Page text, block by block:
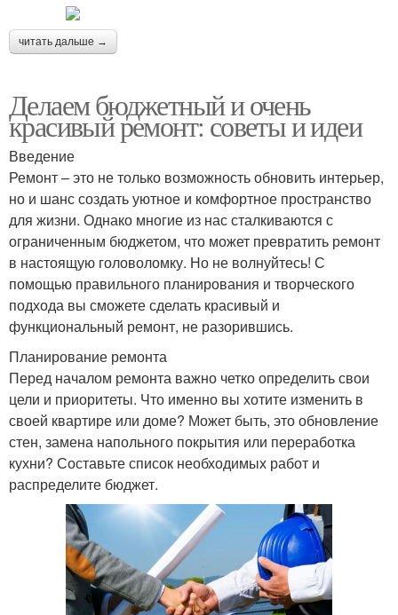
читать дальше →
Делаем бюджетный и очень
красивый ремонт: советы и идеи
Введение
Ремонт – это не только возможность обновить интерьер,
но и шанс создать уютное и комфортное пространство
для жизни. Однако многие из нас сталкиваются с
ограниченным бюджетом, что может превратить ремонт
в настоящую головоломку. Но не волнуйтесь! С
помощью правильного планирования и творческого
подхода вы сможете сделать красивый и
функциональный ремонт, не разорившись.
Планирование ремонта
Перед началом ремонта важно четко определить свои
цели и приоритеты. Что именно вы хотите изменить в
своей квартире или доме? Может быть, это обновление
стен, замена напольного покрытия или переработка
кухни? Составьте список необходимых работ и
распределите бюджет.